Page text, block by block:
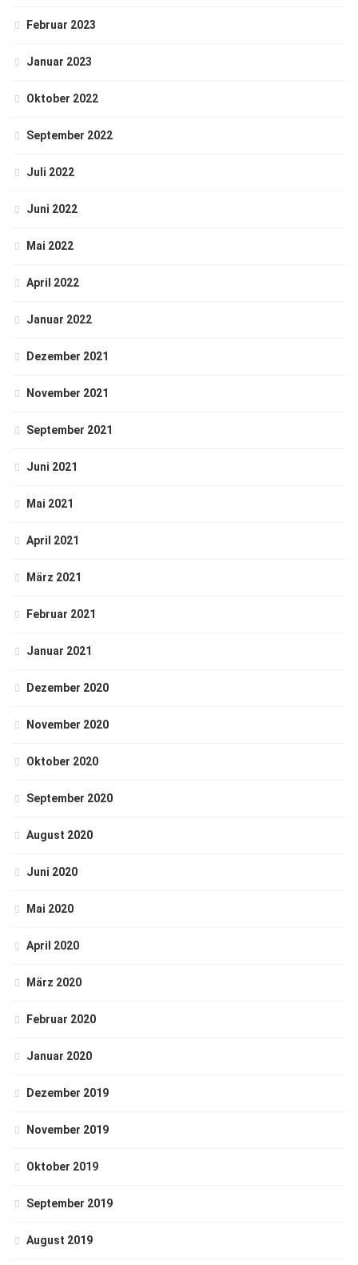
Februar 2023
Januar 2023
Oktober 2022
September 2022
Juli 2022
Juni 2022
Mai 2022
April 2022
Januar 2022
Dezember 2021
November 2021
September 2021
Juni 2021
Mai 2021
April 2021
März 2021
Februar 2021
Januar 2021
Dezember 2020
November 2020
Oktober 2020
September 2020
August 2020
Juni 2020
Mai 2020
April 2020
März 2020
Februar 2020
Januar 2020
Dezember 2019
November 2019
Oktober 2019
September 2019
August 2019